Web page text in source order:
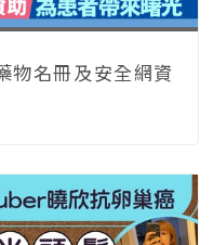
物名冊及安全網資